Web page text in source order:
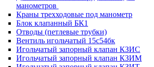
манометров
Краны трехходовые под манометр
Блок клапанный БК1
Отводы (петлевые трубки)
Вентиль игольчатый 15с54бк
Игольчатый запорный клапан КЗИС
Игольчатый запорный клапан КЗИМ